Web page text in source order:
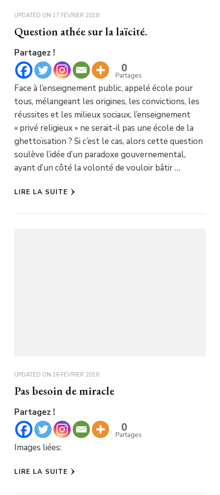
UPDATED ON 17 FÉVRIER 2018
Question athée sur la laïcité.
Partagez !
0
Partages
Face à l’enseignement public, appelé école pour
tous, mélangeant les origines, les convictions, les
réussites et les milieux sociaux, l’enseignement
« privé religieux » ne serait-il pas une école de la
ghettoïsation ? Si c’est le cas, alors cette question
soulève l’idée d’un paradoxe gouvernemental,
ayant d’un côté la volonté de vouloir bâtir …
LIRE LA SUITE
UPDATED ON 16 FÉVRIER 2018
Pas besoin de miracle
Partagez !
0
Partages
Images liées:
LIRE LA SUITE